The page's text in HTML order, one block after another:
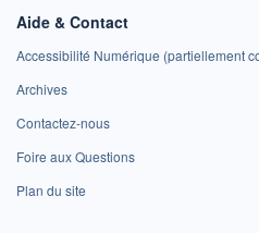
Aide & Contact
Accessibilité Numérique (partiellement
Archives
Contactez-nous
Foire aux Questions
Plan du site